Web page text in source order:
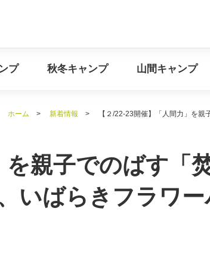
プ 秋冬キャンプ 山間キャンプ
ホーム > 新着情報 > 【２/22-23開催】「人間力」を
を親子でのばす「
いばらきフラワー